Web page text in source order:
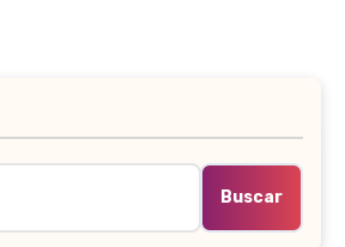
Buscar